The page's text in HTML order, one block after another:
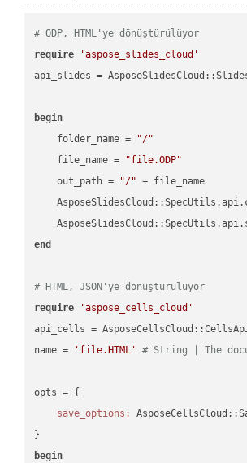
# ODP, HTML'ye dönüştürülüyor
require
'aspose_slides_cloud'
api_slides =
begin
    folder_name =
"/"
    file_name =
"file.ODP"
    out_path =
"/" + file_name
end
# HTML, JSON'ye dönüştürülüyor
require
'aspose_cells_cloud'
api_cells =
name =
'file.HTML' # String | The
opts = {
save_options:
begin